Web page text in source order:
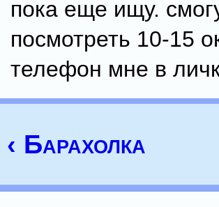
пока еще ищу.
посмотреть 10-15
телефон мне в
‹ Барахолка